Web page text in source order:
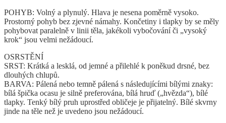
POHYB: Volný a plynulý. Hlava je nesena poměrně vysoko.
Prostorný pohyb bez zjevné námahy. Končetiny i tlapky by se měly
pohybovat paralelně v linii těla, jakékoli vybočování či „vysoký
krok“ jsou velmi nežádoucí.
OSRSTĚNÍ
SRST: Krátká a lesklá, od jemné a přilehlé k poněkud drsné, bez
dlouhých chlupů.
BARVA: Pálená nebo temně pálená s následujícími bílými znaky:
bílá špička ocasu je silně preferována, bílá hruď („hvězda“), bílé
tlapky. Tenký bílý pruh uprostřed obličeje je přijatelný. Bílé skvrny
jinde na těle než je uvedeno jsou nežádoucí.